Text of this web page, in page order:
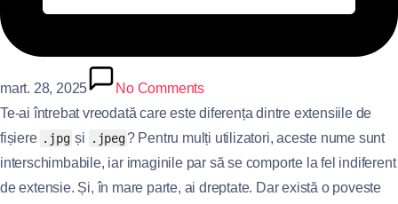
mart. 28, 2025
No Comments
Te-ai întrebat vreodată care este diferența dintre extensiile de
fișiere .jpg și .jpeg? Pentru mulți utilizatori, aceste nume sunt
interschimbabile, iar imaginile par să se comporte la fel indiferent
de extensie. Și, în mare parte, ai dreptate. Dar există o poveste